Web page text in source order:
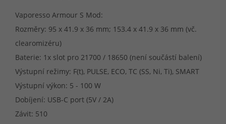
Vaporesso Armour S Mod:
Rozměry: 95 x 41.9 x 36 mm; 153.4 x 41.9 x 36 mm (vč.
clearomizéru)
Baterie: 1x slot pro 21700 / 18650 (není součástí balení)
Výstupní režimy: F(t), PULSE, ECO, TC (SS, Ni, Ti), SMART
Výstupní výkon: 5 - 100 W
Dobíjení: USB-C port (5V / 2A)
Závit: 510